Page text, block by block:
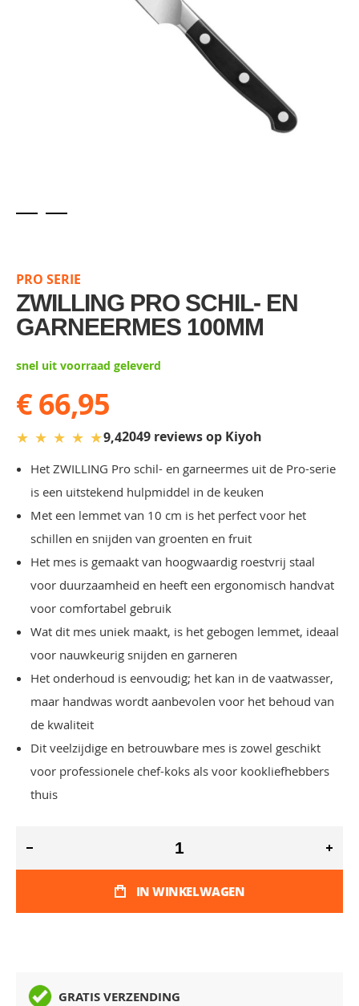
beginning
of
the
images
PRO SERIE
ZWILLING PRO SCHIL- EN
GARNEERMES 100MM
snel uit voorraad geleverd
€ 66,95
★ ★ ★ ★ ★9,42049 reviews op Kiyoh
Het ZWILLING Pro schil- en garneermes uit de Pro-serie
is een uitstekend hulpmiddel in de keuken
Met een lemmet van 10 cm is het perfect voor het
schillen en snijden van groenten en fruit
Het mes is gemaakt van hoogwaardig roestvrij staal
voor duurzaamheid en heeft een ergonomisch handvat
voor comfortabel gebruik
Wat dit mes uniek maakt, is het gebogen lemmet, ideaal
voor nauwkeurig snijden en garneren
Het onderhoud is eenvoudig; het kan in de vaatwasser,
maar handwas wordt aanbevolen voor het behoud van
de kwaliteit
Dit veelzijdige en betrouwbare mes is zowel geschikt
voor professionele chef-koks als voor kookliefhebbers
thuis
IN WINKELWAGEN
GRATIS VERZENDING